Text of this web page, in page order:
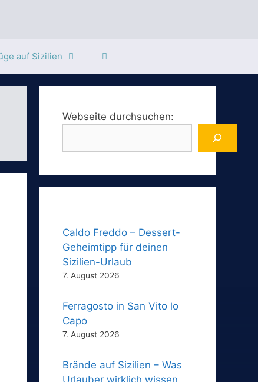
auf Sizilien
Webseite durchsuchen:
Caldo Freddo – Dessert-
Geheimtipp für deinen
Sizilien-Urlaub
7. August 2026
Ferragosto in San Vito lo
Capo
7. August 2026
Brände auf Sizilien – Was
Urlauber wirklich wissen